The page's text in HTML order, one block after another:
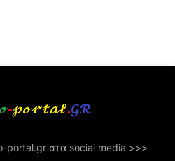
portal.gr στα social media >>>